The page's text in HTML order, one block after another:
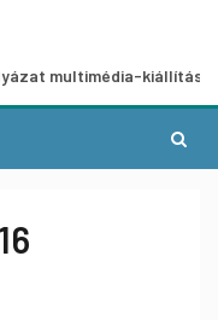
kiállításhoz